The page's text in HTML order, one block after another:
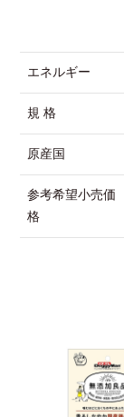
エネルギー
規 格
原産国
参考希望小売価
格